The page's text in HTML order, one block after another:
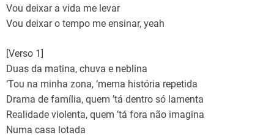
Vou deixar a vida me levar
Vou deixar o tеmpo me ensinar, yeah
[Verso 1]
Duas da matina, chuva е neblina
‘Tou na minha zona, ‘mema história repetida
Drama de família, quem ’tá dentro só lamenta
Realidade violenta, quem ’tá fora não imagina
Numa casa lotada